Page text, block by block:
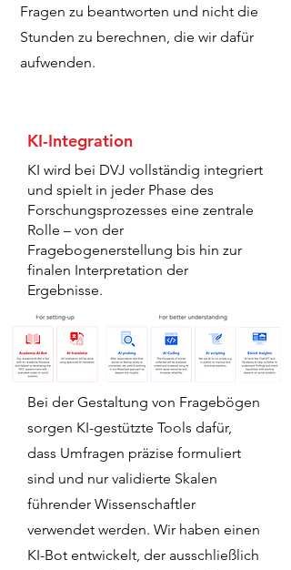
Fragen zu beantworten und nicht die
Stunden zu berechnen, die wir dafür
aufwenden.
KI-Integration
KI wird bei DVJ vollständig integriert
und spielt in jeder Phase des
Forschungsprozesses eine zentrale
Rolle – von der
Fragebogenerstellung bis hin zur
finalen Interpretation der
Ergebnisse.
Bei der Gestaltung von Fragebögen
sorgen KI-gestützte Tools dafür,
dass Umfragen präzise formuliert
sind und nur validierte Skalen
führender Wissenschaftler
verwendet werden. Wir haben einen
KI-Bot entwickelt, der ausschließlich